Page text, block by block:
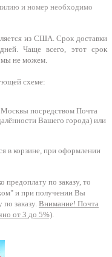
и номер необходимо
из США. Срок доставки
Чаще всего, этот срок
мы не можем.
схеме:
Москвы посредством Почта
Вашего города) или
в корзине, при оформлении
предоплату по заказу, то
и при получении Вы
заказу. Внимание! Почта
от 3 до 5%).